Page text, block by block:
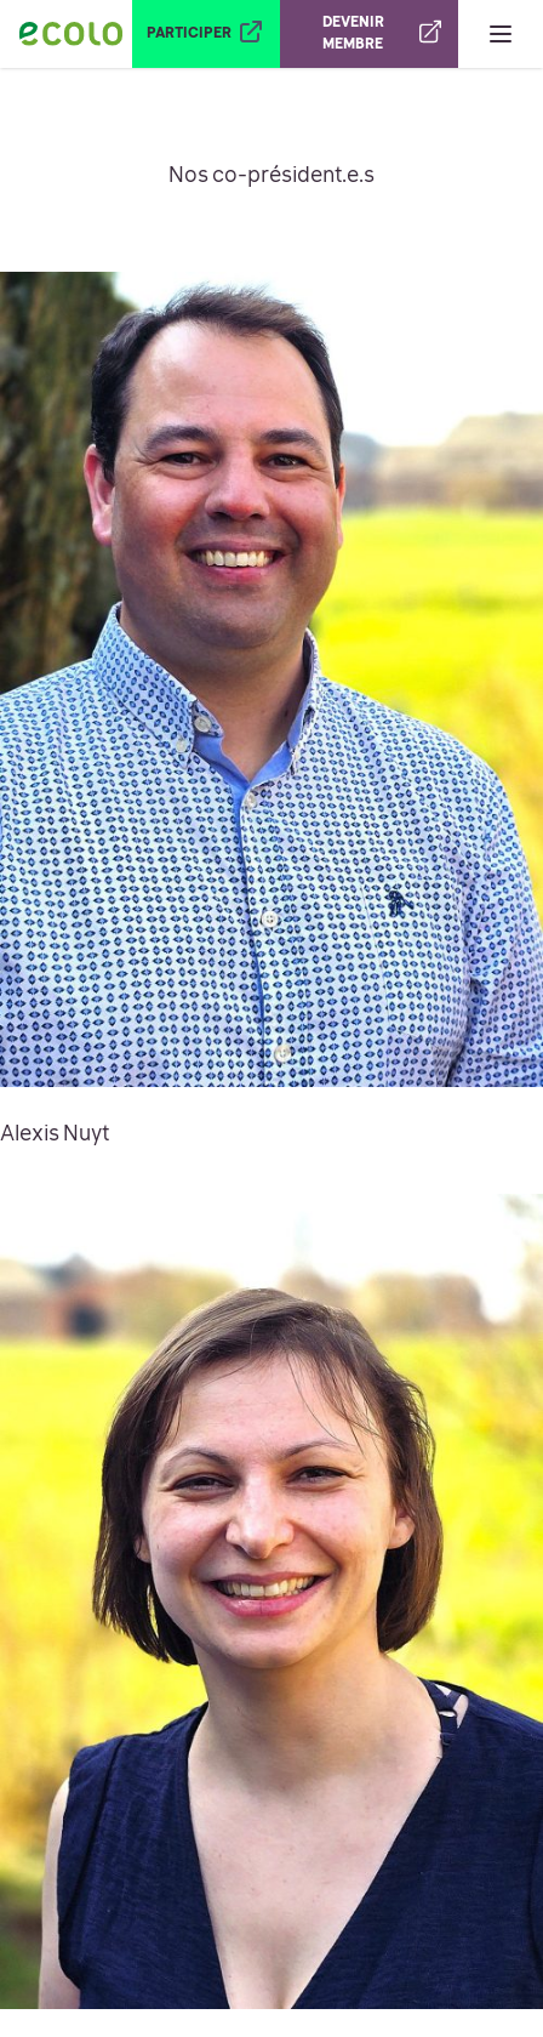
PARTICIPER
DEVENIR
MEMBRE
Nos co-président.e.s
Alexis Nuyt